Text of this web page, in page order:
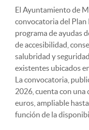
El Ayuntamiento de
convocatoria del
programa de ayudas
de accesibilidad,
salubridad y
existentes ubicados
La convocatoria,
2026, cuenta con
euros, ampliable
función de la